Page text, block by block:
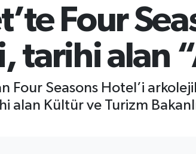
Four
tarihi alan
Four Seasons Hotel’i
alan Kültür ve Turizm